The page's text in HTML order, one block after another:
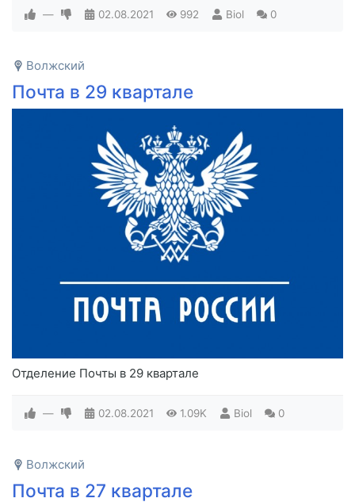
— 02.08.2021 992 Biol 0
Волжский
Почта в 29 квартале
Отделение Почты в 29 квартале
— 02.08.2021 1.09K Biol 0
Волжский
Почта в 27 квартале